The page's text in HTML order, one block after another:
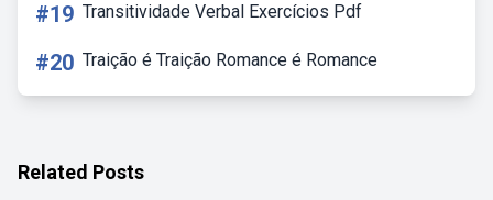
#19 Transitividade Verbal Exercícios Pdf
#20 Traição é Traição Romance é Romance
Related Posts